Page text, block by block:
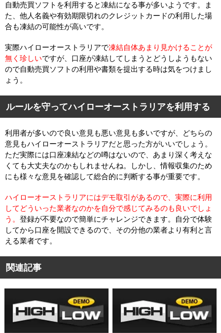
自動売買ソフトを利用すると凍結になる事が多いようです。ま
た、他人名義や有効期限切れのクレジットカードの利用した場
合も凍結の可能性が高いです。
実際ハイローオーストラリアで凍結自体あまり見かけることが
無く珍しいですが、口座が凍結してしまうとどうしようもない
ので自動売買ソフトの利用や書類を提出する時は気をつけまし
ょう。
ルールを守ってハイローオーストラリアを利用する
利用者が多いので良い意見も悪い意見も多いですが、どちらの
意見もハイローオーストラリアだと思った方がいいでしょう。
ただ実際には口座凍結などの噂はないので、あまり深く考えな
くても大丈夫なのかもしれませんね。しかし、情報収集のため
にも様々な意見を確認して総合的に判断する事が重要です。
ハイローオーストラリアにはデモ取引があるので、実際に利用
してどういった業者なのかを自分で感じてみるのも良いでしょ
う。 登録が不要なので簡単にチャレンジできます。自分で体験
してから口座を開設できるので、その分他の業者より有利と言
える業者です。
関連記事